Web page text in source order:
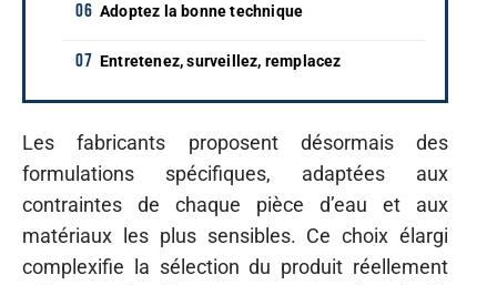
Adoptez la bonne technique
Entretenez, surveillez, remplacez
Les fabricants proposent désormais des
formulations spécifiques, adaptées aux
contraintes de chaque pièce d’eau et aux
matériaux les plus sensibles. Ce choix élargi
complexifie la sélection du produit réellement